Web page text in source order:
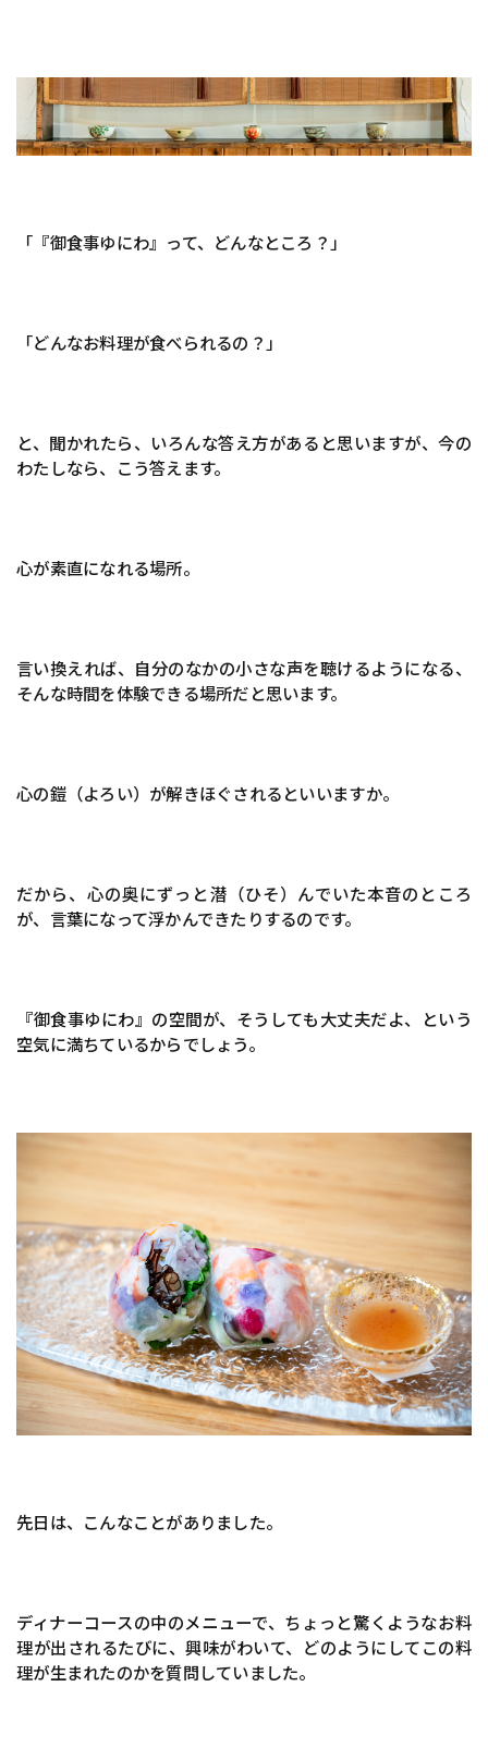
「『御食事ゆにわ』って、どんなところ？」
「どんなお料理が食べられるの？」
と、聞かれたら、いろんな答え方があると思いますが、今の
わたしなら、こう答えます。
心が素直になれる場所。
言い換えれば、自分のなかの小さな声を聴けるようになる、
そんな時間を体験できる場所だと思います。
心の鎧（よろい）が解きほぐされるといいますか。
だから、心の奥にずっと潜（ひそ）んでいた本音のところ
が、言葉になって浮かんできたりするのです。
『御食事ゆにわ』の空間が、そうしても大丈夫だよ、という
空気に満ちているからでしょう。
先日は、こんなことがありました。
ディナーコースの中のメニューで、ちょっと驚くようなお料
理が出されるたびに、興味がわいて、どのようにしてこの料
理が生まれたのかを質問していました。